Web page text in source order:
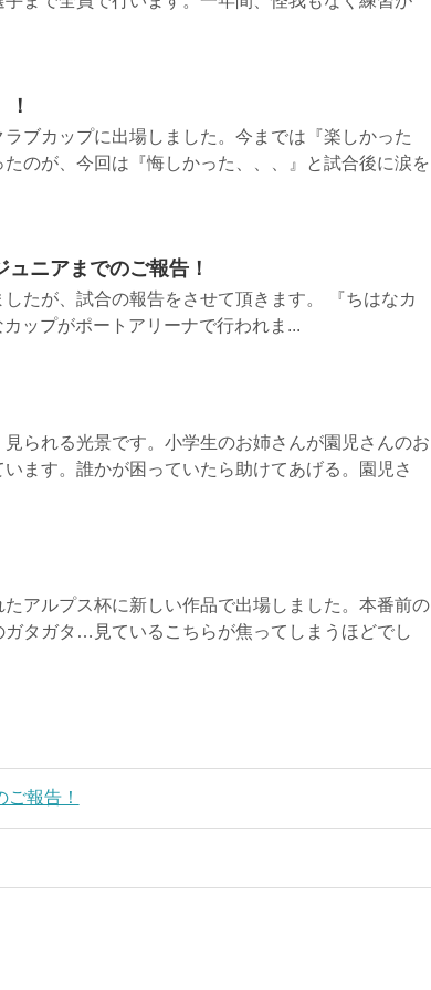
ブカップに出場しました。今までは『楽しかった
のが、今回は『悔しかった、、、』と試合後に涙を
ニアまでのご報告！
たが、試合の報告をさせて頂きます。 『ちはなカ
ップがポートアリーナで行われま...
られる光景です。小学生のお姉さんが園児さんのお
ます。誰かが困っていたら助けてあげる。園児さ
アルプス杯に新しい作品で出場しました。本番前の
タガタ…見ているこちらが焦ってしまうほどでし
報告！